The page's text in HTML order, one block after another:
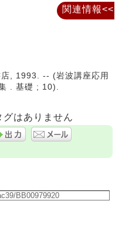
, 1993. -- (岩波講座応用
. 基礎 ; 10).
はありません
関連情報<<